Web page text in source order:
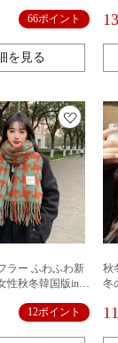
66ポイント
を見る
ラー ふわふわ新
性秋冬韓国版ins
フラー男性ファ
12ポイント
秋
冬